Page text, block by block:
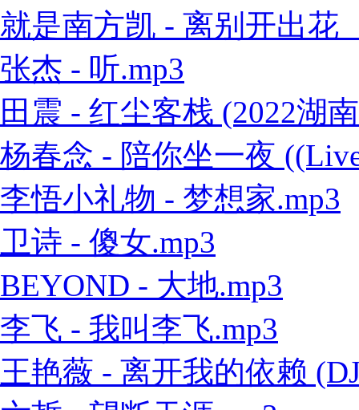
就是南方凯 - 离别开出花
张杰 - 听.mp3
田震 - 红尘客栈 (2022湖
杨春念 - 陪你坐一夜
李悟小礼物 - 梦想家.mp3
卫诗 - 傻女.mp3
BEYOND - 大地.mp3
李飞 - 我叫李飞.mp3
王艳薇 - 离开我的依赖